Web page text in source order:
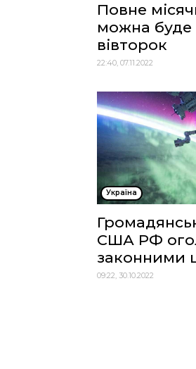
Повне
можна буде
вівторок
22:40, 07.11.2022
Україна
США РФ
законними
09:22, 30.10.2022